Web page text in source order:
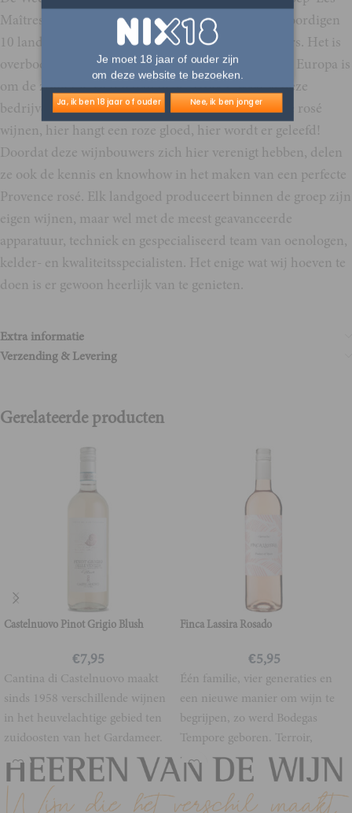
Maîtres Vignerons de Saint-Tropez’. Zij vertegenwoordigen
10 landgoederen en kastelen, evenals 3 grote kelders. Het is
overbodig om te vertellen dat er geen betere plek in Europa is
om de zomer te vieren dan in St.-Tropez, waar al deze
bedrijven gevestigd zijn. Dit is het summum van de rosé
wijnen, hier hangt een roze gloed, hier wordt er geleefd!
Doordat deze wijnbouwers zich hier verenigt hebben, delen
ze ook de kennis en knowhow in het maken van een perfecte
Provence rosé. Elk landgoed produceert binnen de groep zijn
eigen wijnen, maar wel met de meest geavanceerde
apparatuur, techniek en gespecialiseerd team van oenologen,
kelder- en kwaliteitsspecialisten. Het enige wat wij hoeven te
doen is er gewoon heerlijk van te genieten.
Extra informatie
Verzending & Levering
Gerelateerde producten
Castelnuovo Pinot Grigio Blush
€7,95
Cantina di Castelnuovo maakt
sinds 1958 verschillende wijnen
in het heuvelachtige gebied ten
zuidoosten van het Gardameer.
De meeste van
Finca Lassira Rosado
€5,95
Één familie, vier generaties en
een nieuwe manier om wijn te
begrijpen, zo werd Bodegas
Tempore geboren. Terroir,
wortels, duurzaamheid
Je moet 18 jaar of ouder zijn
om deze website te bezoeken.
Ja, ik ben 18 jaar of ouder Nee, ik ben jonger